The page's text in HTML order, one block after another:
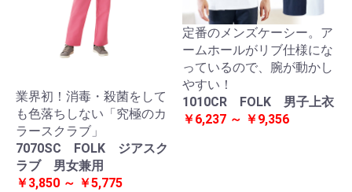
業界初！消毒・殺菌をして
も色落ちしない「究極のカ
ラースクラブ」
7070SC FOLK ジアスク
ラブ 男女兼用
￥3,850 ～ ￥5,775
定番のメンズケーシー。ア
ームホールがリブ仕様にな
っているので、腕が動かし
やすい！
1010CR FOLK 男子上衣
￥6,237 ～ ￥9,356